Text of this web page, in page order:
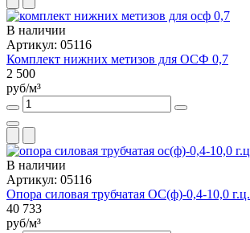
В наличии
Артикул: 05116
Комплект нижних метизов для ОСФ 0,7
2 500
руб/м³
В наличии
Артикул: 05116
Опора силовая трубчатая ОС(ф)-0,4-10,0 г.ц.
40 733
руб/м³